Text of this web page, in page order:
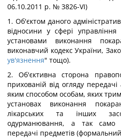
06.10.2011 p. № 3826-VI)
1. Об'єктом даного
відносини у сфері
установами виконання
виконавчий кодекс України,
ув'язнення" тощо).
2. Об'єктивна сторона
прихованій від огляду
яким способом особам, яких
установах виконання
лікарських та інших
одурманювання, а так само
передачі предметів